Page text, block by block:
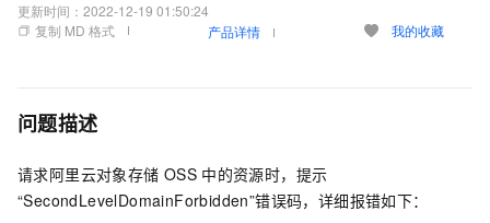
更新时间： 2022-12-19 01:50:24
复制 MD 格式
产品详情 我的收藏
问题描述
请求阿里云对象存储 OSS 中的资源时，提示
“SecondLevelDomainForbidden”错误码，详细报错如下：